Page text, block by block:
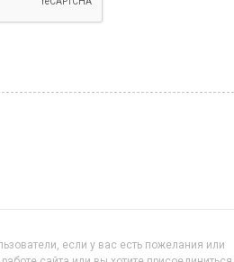
если у вас есть пожелания или